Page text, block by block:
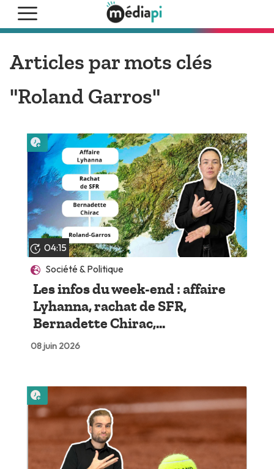
Articles par mots clés
"Roland Garros"
04:15
Société & Politique
Les infos du week-end : affaire
Lyhanna, rachat de SFR,
Bernadette Chirac,...
08 juin 2026
Lire plus tard